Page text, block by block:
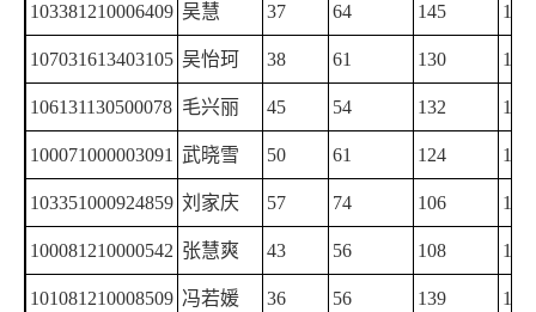
103381210006409 吴慧 37 64 145 117
107031613403105 吴怡珂 38 61 130 130
106131130500078 毛兴丽 45 54 132 122
100071000003091 武晓雪 50 61 124 118
103351000924859 刘家庆 57 74 106 115
100081210000542 张慧爽 43 56 108 145
101081210008509 冯若媛 36 56 139 120